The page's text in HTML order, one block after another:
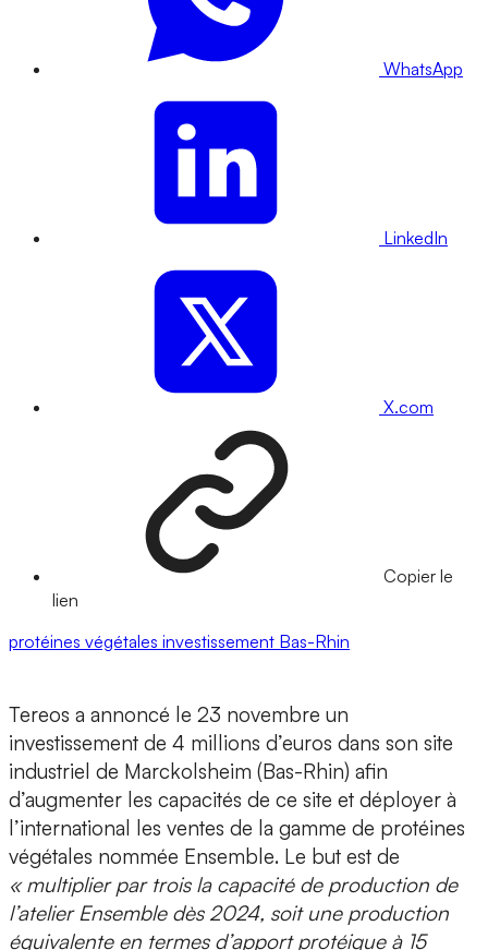
WhatsApp
LinkedIn
X.com
Copier le
lien
protéines végétales investissement Bas-Rhin
Tereos a annoncé le 23 novembre un
investissement de 4 millions d’euros dans son site
industriel de Marckolsheim (Bas-Rhin) afin
d’augmenter les capacités de ce site et déployer à
l’international les ventes de la gamme de protéines
végétales nommée Ensemble. Le but est de
« multiplier par trois la capacité de production de
l’atelier Ensemble dès 2024, soit une production
équivalente en termes d’apport protéique à 15